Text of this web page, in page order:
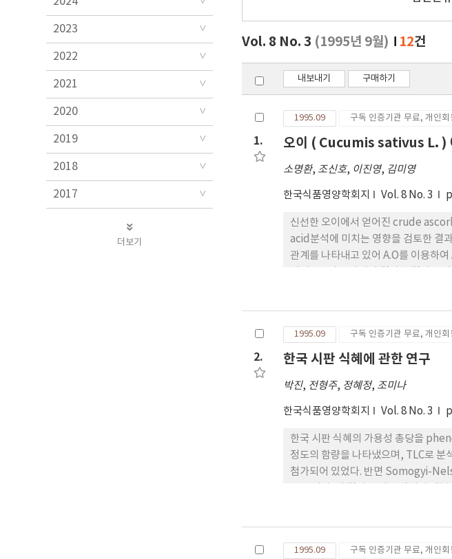
2023
2022
2021
2020
2019
2018
2017
더보기
Vol. 8 No. 3 (1995년 9월) 12건
내보내기 구매하기
1.
1995.09 구독 인증기관 무료, 개인회
오이 ( Cucumis sativus L. )
소명환, 조신호, 이진영, 김미영
한국식품영양학회지 Vol. 8 No. 3
신선한 오이에서 얻어진 crude
acid분석에 미치는 영향을 검토한 결
관계를 나타내고 있어 A.O를 이용하
석 시료에 일반적으로 당이 많이 포
Fe^3+ 이온의 경우는 0.1M 농도에서
2.
1995.09 구독 인증기관 무료, 개인회
한국 시판 식혜에 관한 연구
박진, 전형주, 정혜정, 조미나
한국식품영양학회지 Vol. 8 No. 3
한국 시판 식혜의 가용성 총당을
정도의 함량을 나타냈으며, TLC로 분석한 결과 총당을 대부분 설탕이었고, Seliwanoff법으로 분석한 결과 설탕은 대부분 10%정도가
첨가되어 있었다. 반면 Somogyi-
1995.09 구독 인증기관 무료, 개인회